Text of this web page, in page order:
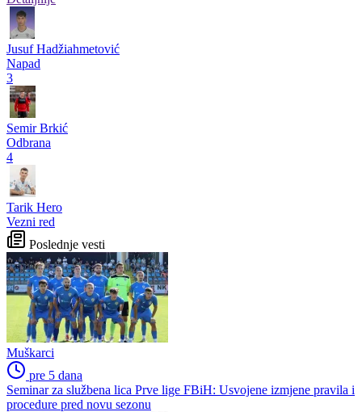
Jusuf Hadžiahmetović
Napad
3
Semir Brkić
Odbrana
4
Tarik Hero
Vezni red
Poslednje vesti
Muškarci
pre 5 dana
Seminar za službena lica Prve lige FBiH: Usvojene izmjene pravila i
procedure pred novu sezonu